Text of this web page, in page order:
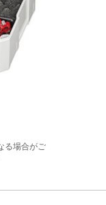
る場合がご